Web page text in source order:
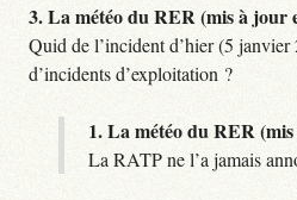
3.La météo du RER (mis à jour
Quid de l’incident d’hier (5
d’incidents d’exploitation ?
1.La météo du RER
La RATP ne l’a jamais